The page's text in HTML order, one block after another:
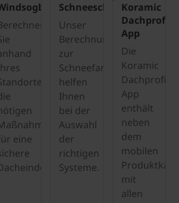
eine
Schneeschutzrechner
Unser
Berechnungsservices
zur
Schneefangberechnung
helfen
Ihnen
bei der
Auswahl
der
richtigen
Systeme.
Koramic
Dachprofi-
App
Die
Koramic
Dachprofi-
App
enthält
neben
dem
mobilen
mit
allen